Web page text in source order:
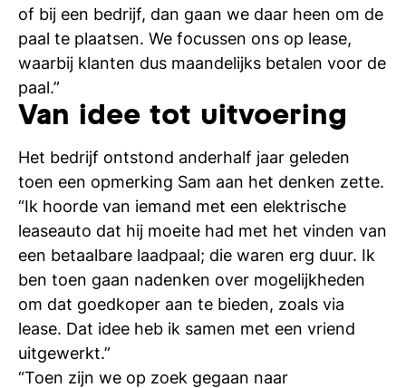
of bij een bedrijf, dan gaan we daar heen om de
paal te plaatsen. We focussen ons op lease,
waarbij klanten dus maandelijks betalen voor de
paal.”
Van idee tot uitvoering
Het bedrijf ontstond anderhalf jaar geleden
toen een opmerking Sam aan het denken zette.
“Ik hoorde van iemand met een elektrische
leaseauto dat hij moeite had met het vinden van
een betaalbare laadpaal; die waren erg duur. Ik
ben toen gaan nadenken over mogelijkheden
om dat goedkoper aan te bieden, zoals via
lease. Dat idee heb ik samen met een vriend
uitgewerkt.”
“Toen zijn we op zoek gegaan naar